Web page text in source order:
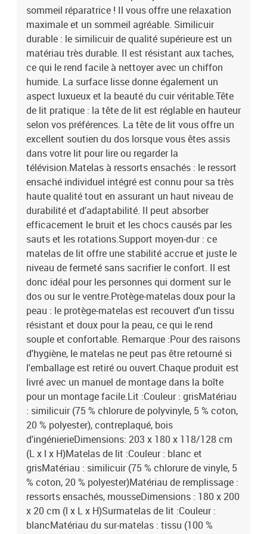
stabilité accrue et juste le niveau de fermeté sans sacrifier le
confort. Il est donc idéal pour les personnes qui dorment sur le dos
ou sur le ventre.Protège-matelas doux pour la peau : le protège-
matelas est recouvert d'un tissu résistant et doux pour la peau, ce
qui le rend souple et confortable. Remarque :Pour des raisons
d'hygiène, le matelas ne peut pas être retourné si l'emballage est
retiré ou ouvert.Chaque produit est livré avec un manuel de
montage dans la boîte pour un montage facile.Lit :Couleur :
grisMatériau : similicuir (75 % chlorure de polyvinyle, 5 % coton, 20
% polyester), contreplaqué, bois d'ingénierieDimensions: 203 x 180
x 118/128 cm (L x l x H)Matelas de lit :Couleur : blanc et
grisMatériau : similicuir (75 % chlorure de vinyle, 5 % coton, 20 %
polyester)Matériau de remplissage : ressorts ensachés,
mousseDimensions : 180 x 200 x 20 cm (l x L x H)Surmatelas de lit
:Couleur : blancMatériau du sur-matelas : tissu (100 %
polyester)Matériau de remplissage : mousseDimensions : 180 x
200 x 5 cm (l x L x H)La livraison contient :1 x cadre de lit1 x tête
de lit1 x matelas1 x surmatelas
sommeil réparatrice ! Il vous offre une relaxation
maximale et un sommeil agréable. Similicuir
durable : le similicuir de qualité supérieure est un
matériau très durable. Il est résistant aux taches,
ce qui le rend facile à nettoyer avec un chiffon
humide. La surface lisse donne également un
aspect luxueux et la beauté du cuir véritable.Tête
de lit pratique : la tête de lit est réglable en hauteur
selon vos préférences. La tête de lit vous offre un
excellent soutien du dos lorsque vous êtes assis
dans votre lit pour lire ou regarder la
télévision.Matelas à ressorts ensachés : le ressort
ensaché individuel intégré est connu pour sa très
haute qualité tout en assurant un haut niveau de
durabilité et d'adaptabilité. Il peut absorber
efficacement le bruit et les chocs causés par les
sauts et les rotations.Support moyen-dur : ce
matelas de lit offre une stabilité accrue et juste le
niveau de fermeté sans sacrifier le confort. Il est
donc idéal pour les personnes qui dorment sur le
dos ou sur le ventre.Protège-matelas doux pour la
peau : le protège-matelas est recouvert d'un tissu
résistant et doux pour la peau, ce qui le rend
souple et confortable. Remarque :Pour des raisons
d'hygiène, le matelas ne peut pas être retourné si
l'emballage est retiré ou ouvert.Chaque produit est
livré avec un manuel de montage dans la boîte
pour un montage facile.Lit :Couleur : grisMatériau
: similicuir (75 % chlorure de polyvinyle, 5 % coton,
20 % polyester), contreplaqué, bois
d'ingénierieDimensions: 203 x 180 x 118/128 cm
(L x l x H)Matelas de lit :Couleur : blanc et
grisMatériau : similicuir (75 % chlorure de vinyle, 5
% coton, 20 % polyester)Matériau de remplissage :
ressorts ensachés, mousseDimensions : 180 x 200
x 20 cm (l x L x H)Surmatelas de lit :Couleur :
blancMatériau du sur-matelas : tissu (100 %